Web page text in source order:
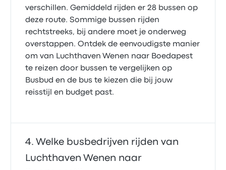
verschillen. Gemiddeld rijden er 28 bussen op
deze route. Sommige bussen rijden
rechtstreeks, bij andere moet je onderweg
overstappen. Ontdek de eenvoudigste manier
om van Luchthaven Wenen naar Boedapest
te reizen door bussen te vergelijken op
Busbud en de bus te kiezen die bij jouw
reisstijl en budget past.
Welke busbedrijven rijden van
Luchthaven Wenen naar